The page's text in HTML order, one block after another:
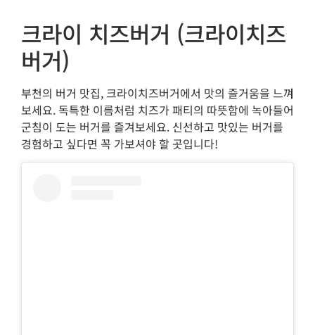
크라이 치즈버거 (크라이치즈
버거)
부천의 버거 맛집, 크라이치즈버거에서 맛의 즐거움을 느껴
보세요. 독특한 이름처럼 치즈가 패티의 따뜻함에 녹아들어
군침이 도는 버거를 즐겨보세요. 신선하고 맛있는 버거를
경험하고 싶다면 꼭 가보셔야 할 곳입니다!